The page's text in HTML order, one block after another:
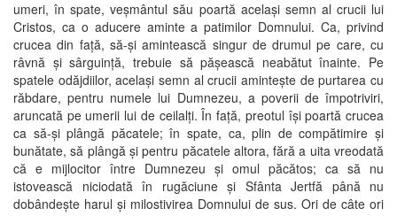
umeri, în spate, veşmântul său poartă acelaşi semn al crucii lui
Cristos, ca o aducere aminte a patimilor Domnului. Ca, privind
crucea din faţă, să-şi amintească singur de drumul pe care, cu
râvnă şi sârguinţă, trebuie să păşească neabătut înainte. Pe
spatele odăjdiilor, acelaşi semn al crucii aminteşte de purtarea cu
răbdare, pentru numele lui Dumnezeu, a poverii de împotriviri,
aruncată pe umerii lui de ceilalţi. În faţă, preotul îşi poartă crucea
ca să-şi plângă păcatele; în spate, ca, plin de compătimire şi
bunătate, să plângă şi pentru păcatele altora, fără a uita vreodată
că e mijlocitor între Dumnezeu şi omul păcătos; ca să nu
istovească niciodată în rugăciune şi Sfânta Jertfă până nu
dobândeşte harul şi milostivirea Domnului de sus. Ori de câte ori